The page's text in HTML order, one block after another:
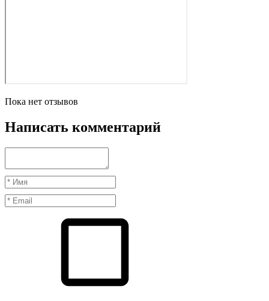
Пока нет отзывов
Написать комментарий